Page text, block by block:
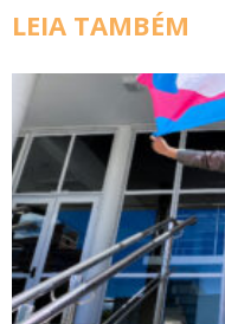
LEIA TAMBÉM